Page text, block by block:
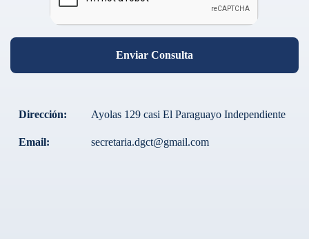
Enviar Consulta
Dirección: Ayolas 129 casi El Paraguayo Independiente
Email: secretaria.dgct@gmail.com